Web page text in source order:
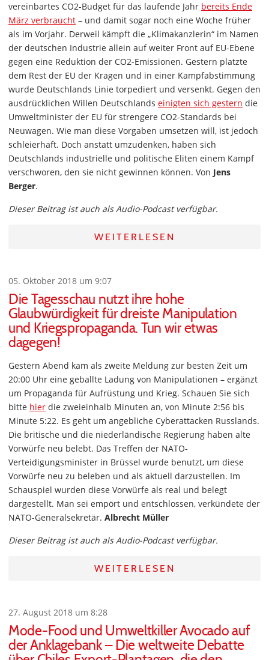
vereinbartes CO2-Budget für das laufende Jahr bereits Ende
März verbraucht – und damit sogar noch eine Woche früher
als im Vorjahr. Derweil kämpft die „Klimakanzlerin“ im Namen
der deutschen Industrie allein auf weiter Front auf EU-Ebene
gegen eine Reduktion der CO2-Emissionen. Gestern platzte
dem Rest der EU der Kragen und in einer Kampfabstimmung
wurde Deutschlands Linie torpediert und versenkt. Gegen den
ausdrücklichen Willen Deutschlands einigten sich gestern die
Umweltminister der EU für strengere CO2-Standards bei
Neuwagen. Wie man diese Vorgaben umsetzen will, ist jedoch
schleierhaft. Doch anstatt umzudenken, haben sich
Deutschlands industrielle und politische Eliten einem Kampf
verschworen, den sie nicht gewinnen können. Von Jens
Berger.
Dieser Beitrag ist auch als Audio-Podcast verfügbar.
WEITERLESEN
05. Oktober 2018 um 9:07
Die Tagesschau nutzt ihre hohe
Glaubwürdigkeit für dreiste Manipulation
und Kriegspropaganda. Tun wir etwas
dagegen!
Gestern Abend kam als zweite Meldung zur besten Zeit um
20:00 Uhr eine geballte Ladung von Manipulationen – ergänzt
um Propaganda für Aufrüstung und Krieg. Schauen Sie sich
bitte hier die zweieinhalb Minuten an, von Minute 2:56 bis
Minute 5:22. Es geht um angebliche Cyberattacken Russlands.
Die britische und die niederländische Regierung haben alte
Vorwürfe neu belebt. Das Treffen der NATO-
Verteidigungsminister in Brüssel wurde benutzt, um diese
Vorwürfe neu zu beleben und als aktuell darzustellen. Im
Schauspiel wurden diese Vorwürfe als real und belegt
dargestellt. Man sei empört und entschlossen, verkündete der
NATO-Generalsekretär. Albrecht Müller
Dieser Beitrag ist auch als Audio-Podcast verfügbar.
WEITERLESEN
27. August 2018 um 8:28
Mode-Food und Umweltkiller Avocado auf
der Anklagebank – Die weltweite Debatte